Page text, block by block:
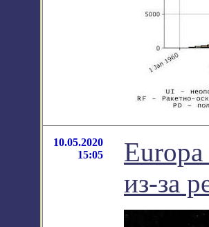
10.05.2020
15:05
Europa
из-за